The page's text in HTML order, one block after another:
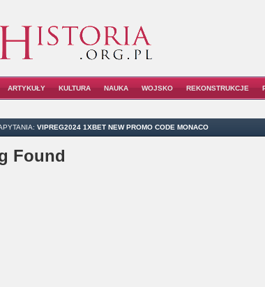
ARTYKUŁY KULTURA NAUKA WOJSKO REKONSTRUKCJE
VIPREG2024 1XBET NEW PROMO CODE MONACO
Found